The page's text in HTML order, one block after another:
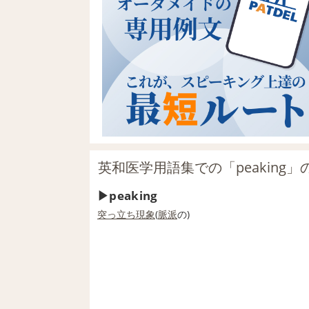
英和医学用語集での「peaking」
peaking
突っ立ち現象(脈派の)